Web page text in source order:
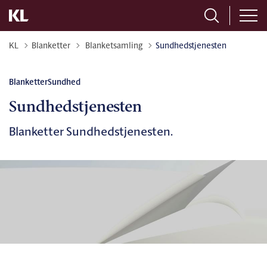
KL Blanketter Tilbage til
Blanketsamling Sundhedstjenesten
BlanketterSundhed
Sundhedstjenesten
Blanketter Sundhedstjenesten.